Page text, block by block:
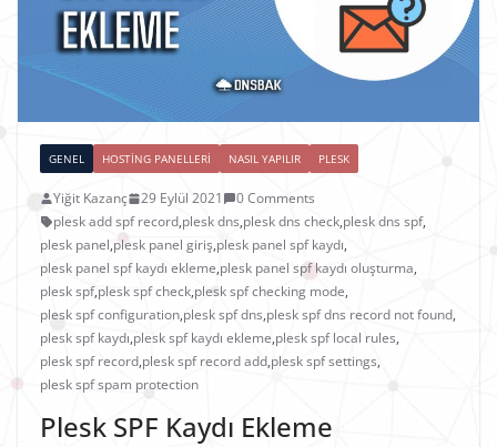
GENEL HOSTING PANELLERI NASIL YAPILIR PLESK
Yiğit Kazanç 29 Eylül 2021
0 Comments
plesk add spf record,plesk dns,plesk dns check,plesk dns spf,
plesk panel,plesk panel giriş,plesk panel spf kaydı,
plesk panel spf kaydı ekleme,plesk panel spf kaydı oluşturma,
plesk spf,plesk spf check,plesk spf checking mode,
plesk spf configuration,plesk spf dns,plesk spf dns record not found,
plesk spf kaydı,plesk spf kaydı ekleme,plesk spf local rules,
plesk spf record,plesk spf record add,plesk spf settings,
plesk spf spam protection
Plesk SPF Kaydı Ekleme